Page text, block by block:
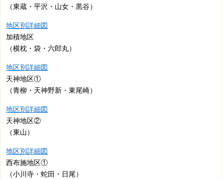
（東蔵・平沢・山女・黒谷）
地区別詳細図
加積地区
（横枕・袋・六郎丸）
地区別詳細図
天神地区①
（青柳・天神野新・東尾崎）
地区別詳細図
天神地区②
（東山）
地区別詳細図
西布施地区①
（小川寺・蛇田・日尾）